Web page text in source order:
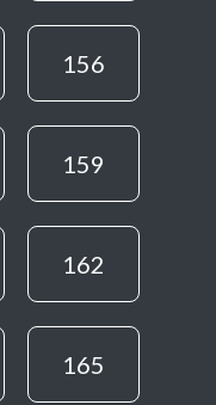
156
159
162
165